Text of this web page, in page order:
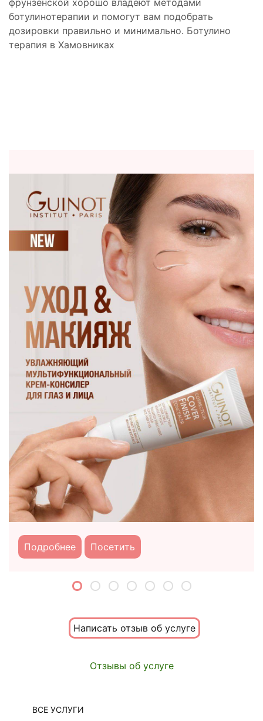
ботулинотерапии и помогут вам подобрать
дозировки правильно и минимально. Ботулино
терапия в Хамовниках
Подробнее Посетить
Подробнее Посетить
Написать отзыв об услуге
Отзывы об услуге
ВСЕ УСЛУГИ